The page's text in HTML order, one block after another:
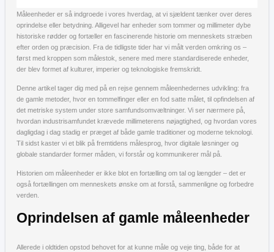
Måleenheder er så indgroede i vores hverdag, at vi sjældent tænker over deres
oprindelse eller betydning. Alligevel har enheder som tommer og millimeter dybe
historiske rødder og fortæller en fascinerende historie om menneskets stræben
efter orden og præcision. Fra de tidligste tider har vi målt verden omkring os –
først med kroppen som målestok, senere med mere standardiserede enheder,
der blev formet af kulturer, imperier og teknologiske fremskridt.
Denne artikel tager dig med på en rejse gennem måleenhedernes udvikling: fra
de gamle metoder, hvor en tommelfinger eller en fod satte målet, til opfindelsen af
det metriske system under store samfundsomvæltninger. Vi ser nærmere på,
hvordan industrisamfundet krævede millimeterens nøjagtighed, og hvordan vores
dagligdag i dag stadig er præget af både gamle traditioner og moderne teknologi.
Til sidst kaster vi et blik på fremtidens målesprog, hvor digitale løsninger og
globale standarder former måden, vi forstår og kommunikerer mål på.
Historien om måleenheder er ikke blot en fortælling om tal og længder – det er
også fortællingen om menneskets ønske om at forstå, sammenligne og forbedre
verden.
Oprindelsen af gamle måleenheder
Allerede i oldtiden opstod behovet for at kunne måle og veje ting, både for at